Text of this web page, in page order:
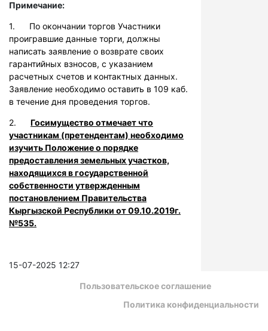
Примечание:
1. По окончании торгов Участники
проигравшие данные торги, должны
написать заявление о возврате своих
гарантийных взносов, с указанием
расчетных счетов и контактных данных.
Заявление необходимо оставить в 109 каб.
в течение дня проведения торгов.
2. Госимущество отмечает что
участникам (претендентам) необходимо
изучить Положение о порядке
предоставления земельных участков,
находящихся в государственной
собственности утвержденным
постановлением Правительства
Кыргызской Республики от 09.10.2019г.
№535.
15-07-2025 12:27
Пользовательское соглашение
Политика конфиденциальности